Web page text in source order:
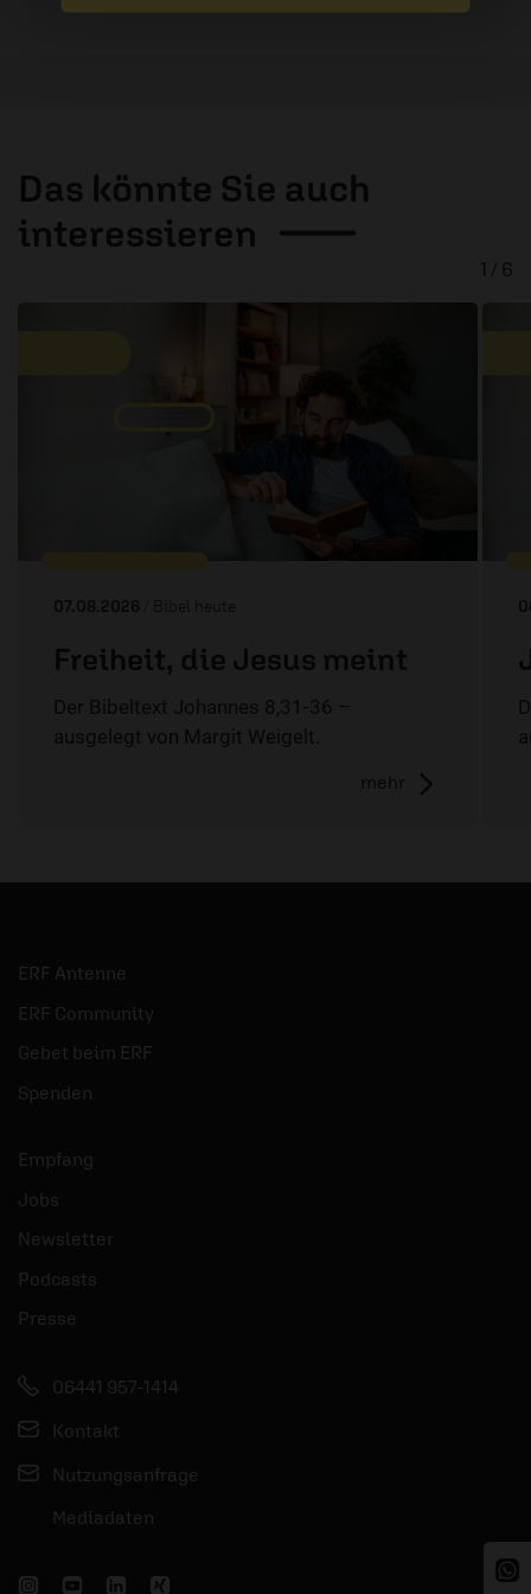
Das könnte Sie auch
interessieren
07.08.2026 / Bibel heute
Freiheit, die Jesus meint
Der Bibeltext Johannes 8,31-36 –
ausgelegt von Margit Weigelt.
mehr
1 / 6
ERF Antenne
ERF Community
Gebet beim ERF
Spenden
Empfang
Jobs
Newsletter
Podcasts
Presse
06441 957-1414
Kontakt
Nutzungsanfrage
Mediadaten